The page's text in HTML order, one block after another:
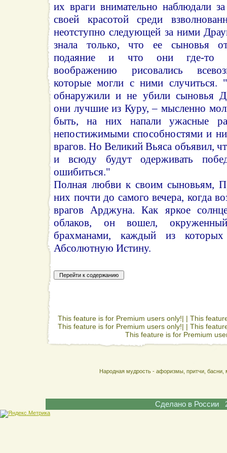
их враги внимательно наблюдали
своей красотой среди
неотступно следующей за ними
знала только, что ее сыновья
подаяние и что они где-то
воображению рисовались
которые могли с ними
обнаружили и не убили сыновья
они лучшие из Куру, – мысленно
быть, на них напали ужасные
непостижимыми способностями и
врагов. Но Великий Вьяса объявил,
и всюду будут одерживать
ошибиться."
Полная любви к своим сыновьям,
них почти до самого вечера, когда
врагов Арджуна. Как яркое
облаков, он вошел,
брахманами, каждый из
Абсолютную Истину.
This feature is for Premium users only!| | This
This feature is for Premium users only!| | This
This feature is for Premium
Народная мудрость - афоризмы, притчи,
Сделано в России